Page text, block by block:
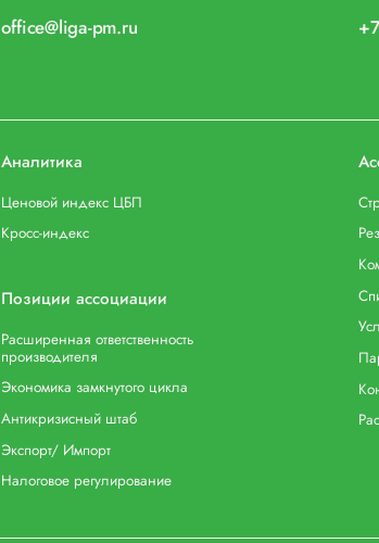
office@liga-pm.ru
Аналитика
Ценовой индекс ЦБП
Кросс-индекс
Позиции ассоциации
Расширенная ответственность
производителя
Экономика замкнутого цикла
Антикризисный штаб
Экспорт/ Импорт
Налоговое регулирование